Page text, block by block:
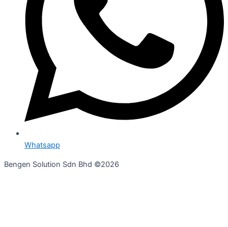
Whatsapp
Bengen Solution Sdn Bhd ©2026